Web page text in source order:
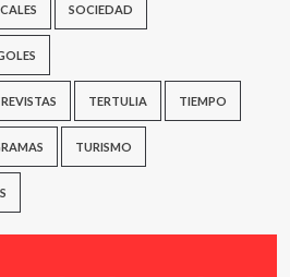
SOCIEDAD
TERTULIA TIEMPO
TURISMO